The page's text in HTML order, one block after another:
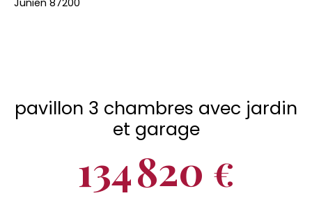
pavillon 3 chambres avec jardin
et garage
134 820 €